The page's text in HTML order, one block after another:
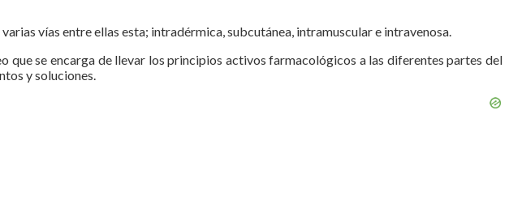
vías entre ellas esta; intradérmica, subcutánea, intramuscular e intravenosa.
que se encarga de llevar los principios activos farmacológicos a las diferentes partes del
y soluciones.